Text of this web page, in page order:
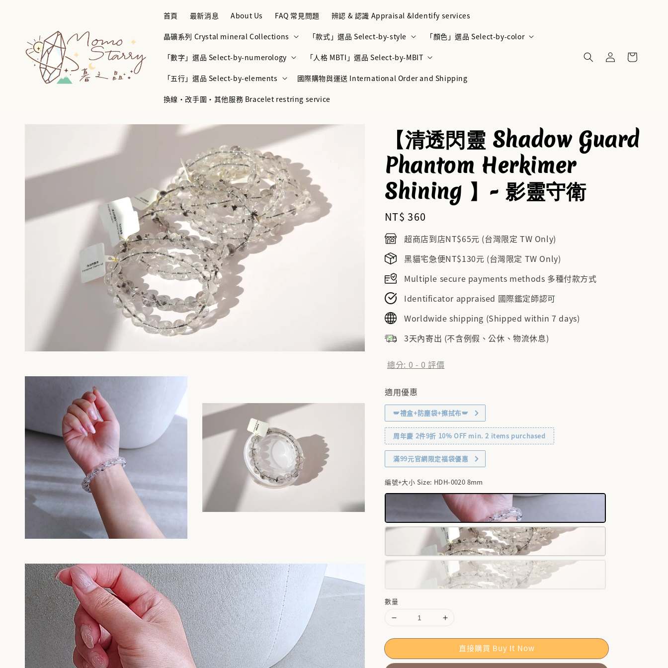
首頁 最新消息 About Us FAQ 常見問題 辨認 & 認識 Appraisal &Identify services
晶礦系列 Crystal mineral Collections 「款式」選品 Select-by-style 「顏色」選品 Select-by-color
「數字」選品 Select-by-numerology 「人格 MBTI」選品 Select-by-MBIT
「五行」選品 Select-by-elements 國際購物與運送 International Order and Shipping
換線・改手圍・其他服務 Bracelet restring service
【清透閃靈 Shadow Guard
Phantom Herkimer
Shining 】- 影靈守衛
Regular
price
NT$ 360
超商店到店NT$65元 (台灣限定 TW Only)
黑貓宅急便NT$130元 (台灣限定 TW Only)
Multiple secure payments methods 多種付款方式
Identificator appraised 國際鑑定師認可
Worldwide shipping (Shipped within 7 days)
3天內寄出 (不含例假、公休、物流休息)
總分: 0 - 0 評價
適用優惠
🪽禮盒+防塵袋+擦拭布🪽
周年慶 2件9折 10% OFF min. 2 items purchased
滿99元官網限定福袋優惠
編號+大小 Size: HDH-0020 8mm
數量
直接購買 Buy It Now